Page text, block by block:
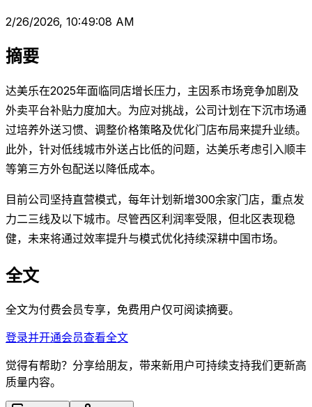
2/26/2026, 10:49:08 AM
摘要
达美乐在2025年面临同店增长压力，主因系市场竞争加剧及
外卖平台补贴力度加大。为应对挑战，公司计划在下沉市场通
过培养外送习惯、调整价格策略及优化门店布局来提升业绩。
此外，针对低线城市外送占比低的问题，达美乐考虑引入顺丰
等第三方外包配送以降低成本。
目前公司坚持直营模式，每年计划新增300余家门店，重点发
力二三线及以下城市。尽管西区利润率受限，但北区表现稳
健，未来将通过效率提升与模式优化持续深耕中国市场。
全文
全文为付费会员专享，免费用户仅可阅读摘要。
登录并开通会员查看全文
觉得有帮助？分享给朋友，带来新用户可持续支持我们更新高
质量内容。